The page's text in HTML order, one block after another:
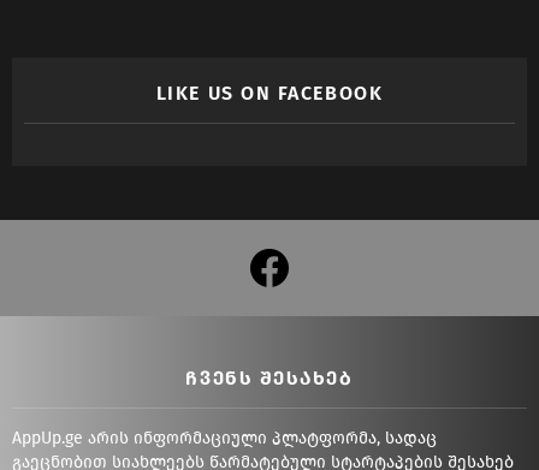
LIKE US ON FACEBOOK
facebook
ᲩᲕᲔᲜᲡ ᲨᲔᲡᲐᲮᲔᲑ
AppUp.ge არის ინფორმაციული პლატფორმა, სადაც
გაეცნობით სიახლეებს წარმატებული სტარტაპების შესახებ